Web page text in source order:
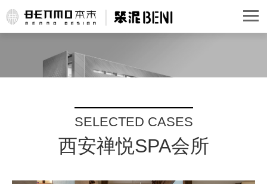
SELECTED CASES
西安禅悦SPA会所